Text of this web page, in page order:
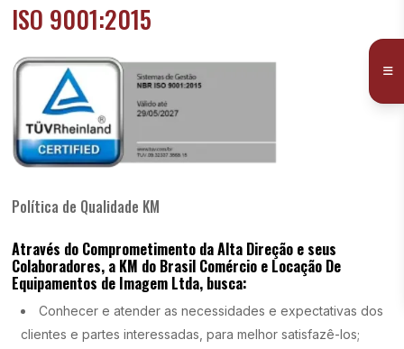
ISO 9001:2015
Política de Qualidade KM
Através do Comprometimento da Alta Direção e seus
Colaboradores, a KM do Brasil Comércio e Locação De
Equipamentos de Imagem Ltda, busca:
Conhecer e atender as necessidades e expectativas dos
clientes e partes interessadas, para melhor satisfazê-los;